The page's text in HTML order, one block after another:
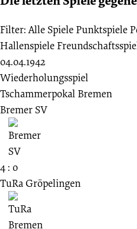
Filter: Alle SpielePunktspiele
Hallenspiele
04.04.1942
Wiederholungsspiel
Tschammerpokal Bremen
Bremer SV
4 : 0
TuRa Gröpelingen